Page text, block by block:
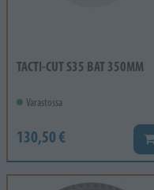
TACTI-CUT S35 BAT 350MM
Varastossa
130,50 €